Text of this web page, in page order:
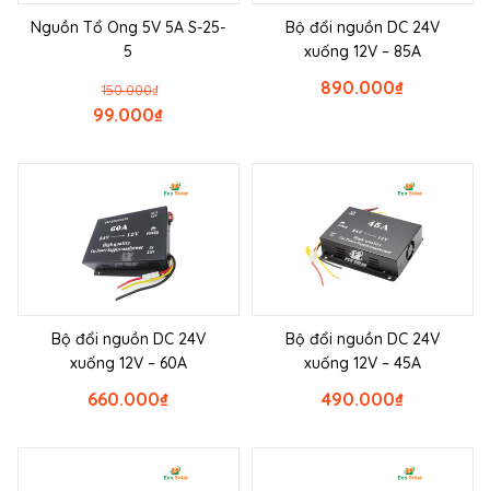
Nguồn Tổ Ong 5V 5A S-25-
5
₫
150.000
₫
99.000
Bộ đổi nguồn DC 24V
xuống 12V – 85A
₫
890.000
Bộ đổi nguồn DC 24V
xuống 12V – 60A
₫
660.000
Bộ đổi nguồn DC 24V
xuống 12V – 45A
₫
490.000